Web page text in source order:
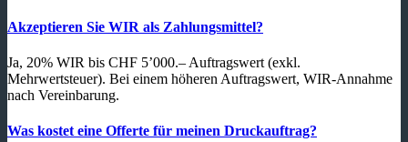
Akzeptieren Sie WIR als Zahlungsmittel?
Ja, 20% WIR bis CHF 5’000.– Auftragswert (exkl.
Mehrwertsteuer). Bei einem höheren Auftragswert, WIR-Annahme
nach Vereinbarung.
Was kostet eine Offerte für meinen Druckauftrag?